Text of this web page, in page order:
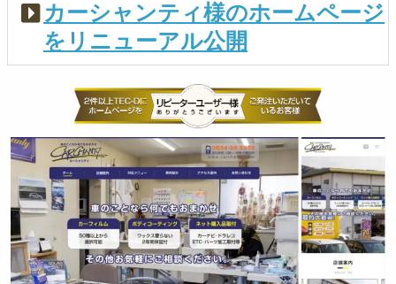
カーシャンティ様のホームページ
をリニューアル公開